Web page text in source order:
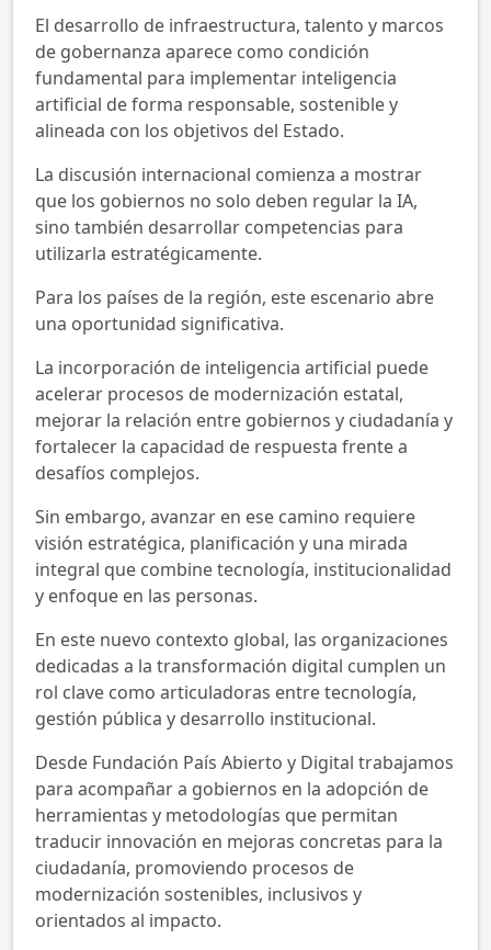
El desarrollo de infraestructura, talento y marcos
de gobernanza aparece como condición
fundamental para implementar inteligencia
artificial de forma responsable, sostenible y
alineada con los objetivos del Estado.
La discusión internacional comienza a mostrar
que los gobiernos no solo deben regular la IA,
sino también desarrollar competencias para
utilizarla estratégicamente.
Para los países de la región, este escenario abre
una oportunidad significativa.
La incorporación de inteligencia artificial puede
acelerar procesos de modernización estatal,
mejorar la relación entre gobiernos y ciudadanía y
fortalecer la capacidad de respuesta frente a
desafíos complejos.
Sin embargo, avanzar en ese camino requiere
visión estratégica, planificación y una mirada
integral que combine tecnología, institucionalidad
y enfoque en las personas.
En este nuevo contexto global, las organizaciones
dedicadas a la transformación digital cumplen un
rol clave como articuladoras entre tecnología,
gestión pública y desarrollo institucional.
Desde Fundación País Abierto y Digital trabajamos
para acompañar a gobiernos en la adopción de
herramientas y metodologías que permitan
traducir innovación en mejoras concretas para la
ciudadanía, promoviendo procesos de
modernización sostenibles, inclusivos y
orientados al impacto.